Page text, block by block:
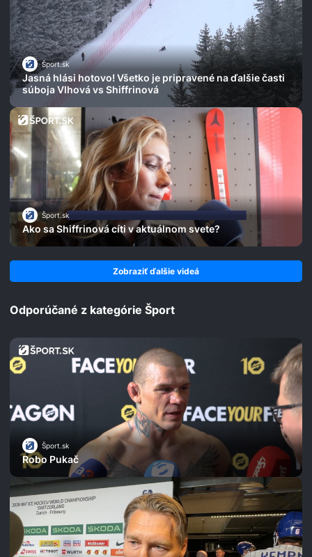
Šport.sk
Jasná hlási hotovo! Všetko je pripravené na ďalšie časti
súboja Vlhová vs Shiffrinová
Šport.sk
Ako sa Shiffrinová cíti v aktuálnom svete?
Zobraziť ďalšie videá
Odporúčané z kategórie Šport
Šport.sk
Robo Pukač